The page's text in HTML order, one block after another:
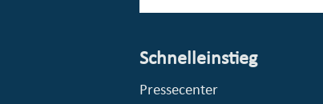
Schnelleinstieg
Pressecenter
© Stadt Essen, Presse- und Kommunikationsamt